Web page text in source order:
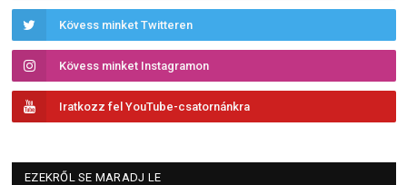
Kövess minket Twitteren
Kövess minket Instagramon
Iratkozz fel YouTube-csatornánkra
EZEKRŐL SE MARADJ LE